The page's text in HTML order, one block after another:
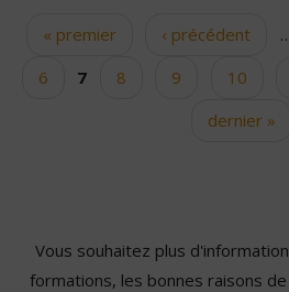
Pages« premier ‹ précédent
6
7 8 9 10
dernier »
Vous souhaitez plus
formations, les bonnes raisons